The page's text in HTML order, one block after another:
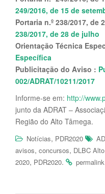
249/2016, de 15 de
Portaria n.º 238/2017, de
238/2017, de 28 de julho
Orientação Técnica
Específica
Publicitação do Aviso :
002/ADRAT/10211/2017
Informe-se em: http://
junto da ADRAT –
Região do Alto Tâmega.
Notícias, PDR2020
avisos, concursos, DLBC
2020, PDR2020. permalink